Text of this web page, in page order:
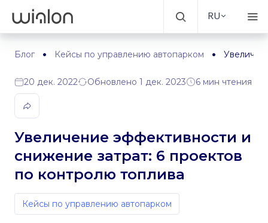
RU
Блог Кейсы по управлению автопарком
20 дек. 2022 Обновлено 1 дек. 2023 6 мин чтения
Увеличение эффективности и
снижение затрат: 6 проектов
по контролю топлива
Кейсы по управлению автопарком